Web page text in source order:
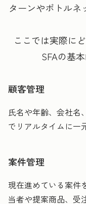
ターンやボトル
ここでは実際に
SFAの基
顧客管理
氏名や年齢、会社名
でリアルタイムに一
案件管理
現在進めている案件
当者や提案商品、受